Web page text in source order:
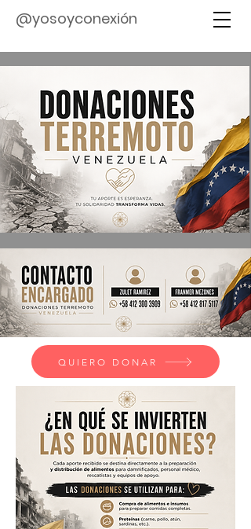
@yosoyconexión
QUIERO DONAR